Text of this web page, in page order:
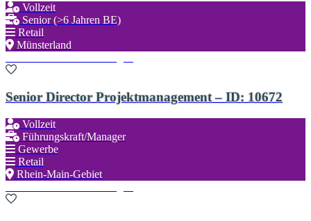
Vollzeit
Senior (>6 Jahren BE)
Retail
Münsterland
Senior Director Projektmanagement – ID: 10672
Vollzeit
Führungskraft/Manager
Gewerbe
Retail
Rhein-Main-Gebiet